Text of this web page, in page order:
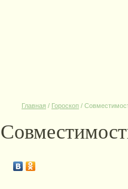
Главная / Гороскоп /